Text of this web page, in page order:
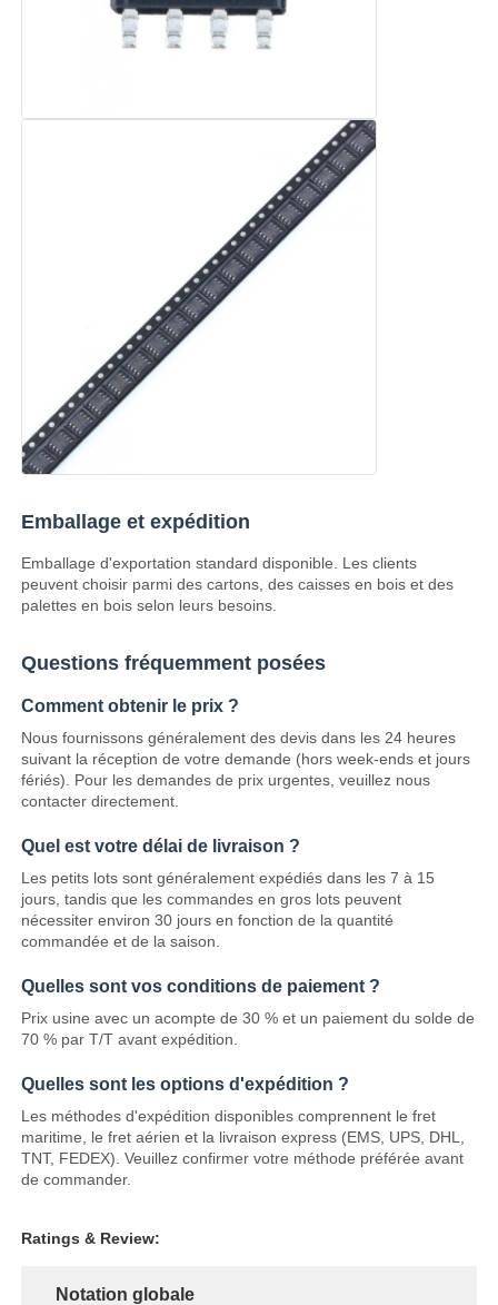
Circuits intégrés RF
Composants électroniques
Module de radiofréquence
Module de puissance
Relais à semi-conducteur
Connecteur
Emballage et expédition
Emballage d'exportation standard disponible. Les clients
peuvent choisir parmi des cartons, des caisses en bois et des
palettes en bois selon leurs besoins.
Questions fréquemment posées
Comment obtenir le prix ?
Nous fournissons généralement des devis dans les 24 heures
suivant la réception de votre demande (hors week-ends et jours
fériés). Pour les demandes de prix urgentes, veuillez nous
contacter directement.
Quel est votre délai de livraison ?
Les petits lots sont généralement expédiés dans les 7 à 15
jours, tandis que les commandes en gros lots peuvent
nécessiter environ 30 jours en fonction de la quantité
commandée et de la saison.
Quelles sont vos conditions de paiement ?
Prix usine avec un acompte de 30 % et un paiement du solde de
70 % par T/T avant expédition.
Quelles sont les options d'expédition ?
Les méthodes d'expédition disponibles comprennent le fret
maritime, le fret aérien et la livraison express (EMS, UPS, DHL,
TNT, FEDEX). Veuillez confirmer votre méthode préférée avant
de commander.
Ratings & Review:
Notation globale